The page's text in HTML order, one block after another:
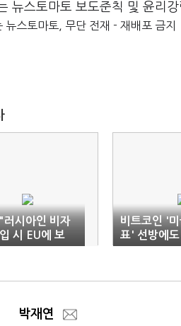
뉴스토마토 보도준칙 및 윤리
스토마토, 무단 전재 - 재배포 금지
러시아인 비자
시 EU에 보
비트코인 '
표' 선방에도
유는?
박재연